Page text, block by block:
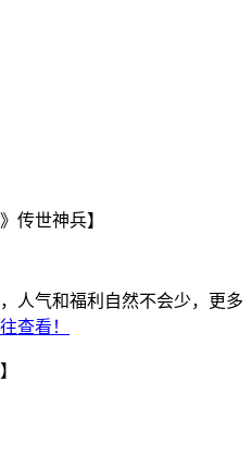
传世神兵】
人气和福利自然不会少，更多
查看！